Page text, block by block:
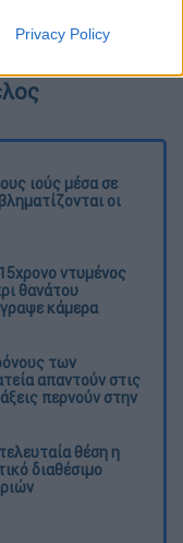
Privacy Policy
2022
ιούς μέσα σε
οι
ντυμένος
θανάτου
κάμερα
των
απαντούν στις
περνούν στην
θέση η
διαθέσιμο